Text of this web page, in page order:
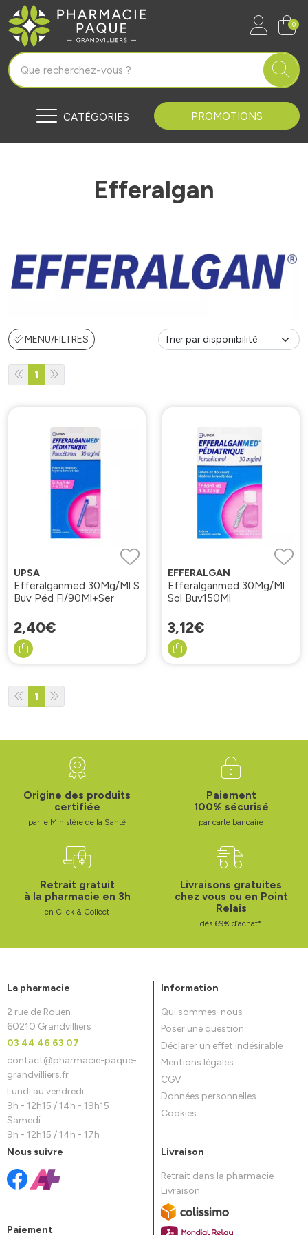
Pharmacie Paque Grandvilliers
0
CATÉGORIES PROMOTIONS
Efferalgan
MENU/FILTRES
1
UPSA
Efferalganmed 30Mg/Ml S
Buv Péd Fl/90Ml+Ser
2,40€
EFFERALGAN
Efferalganmed 30Mg/Ml
Sol Buv150Ml
3,12€
1
Origine des produits
certifiée
par le Ministère de la Santé
Paiement
100% sécurisé
par carte bancaire
Retrait gratuit
à la pharmacie en 3h
en Click & Collect
Livraisons gratuites
chez vous ou en Point
Relais
dès 69€ d’achat*
La pharmacie
2 rue de Rouen
60210 Grandvilliers
03 44 46 63 07
contact@pharmacie-paque-
grandvilliers.fr
Lundi au vendredi
9h - 12h15 / 14h - 19h15
Samedi
9h - 12h15 / 14h - 17h
Information
Qui sommes-nous
Poser une question
Déclarer un effet indésirable
Mentions légales
CGV
Données personnelles
Cookies
Nous suivre
Paiement
Livraison
Retrait dans la pharmacie
Livraison